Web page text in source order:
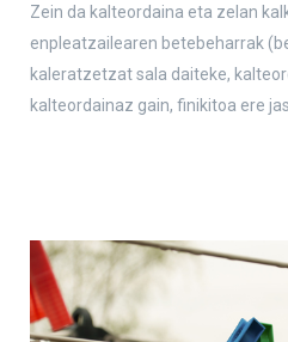
Zein da kalteordaina eta zelan
enpleatzailearen betebeharrak
kaleratzetzat sala daiteke,
kalteordainaz gain, finikitoa ere